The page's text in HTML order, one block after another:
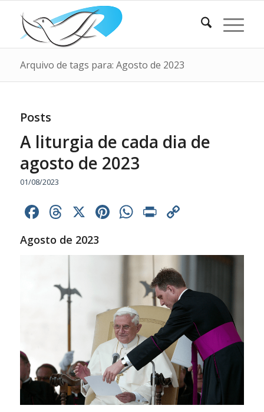
Arquivo de tags para: Agosto de 2023
Posts
A liturgia de cada dia de
agosto de 2023
01/08/2023
Facebook
Threads
X Pinterest
WhatsApp
Print
Agosto de 2023